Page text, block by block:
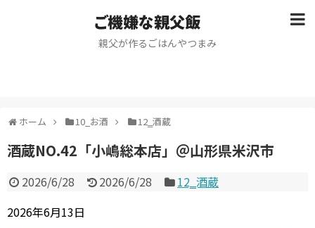
ご機嫌な親父飯
親父が作るごはんやつまみ
ホーム 10_お酒 12‗酒蔵
酒蔵NO.42「小嶋総本店」＠山形県米沢市
2026/6/28 2026/6/28
12‗酒蔵
2026年6月13日